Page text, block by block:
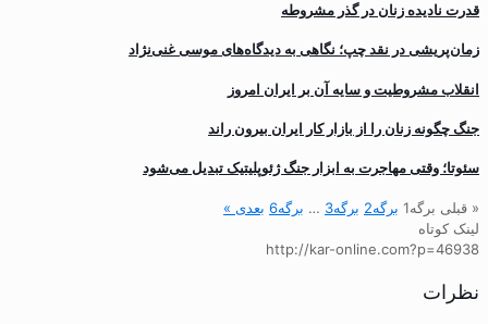
قدرت نادیده زنان در گذر مشروطه
زمان‌پریشی در نقد چپ؛ نگاهی به دیدگاه‌های موسی غنی‌نژاد
انقلاب مشروطیت و سایه آن بر ایران امروز
جنگ چگونه زنان را از بازار کار ایران بیرون راند
سئوتا؛ وقتی مهاجرت به ابزار جنگ ژئوپلیتیک تبدیل می‌شود
« قبلی برگه1 برگه2 برگه3
… برگه6 بعدی »
لینک کوتاه
http://kar-online.com?p=46938
نظرات